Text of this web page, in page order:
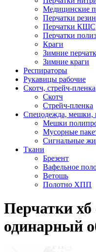
Медицинские
Перчатки
Перчатки КЩС
Перчатки
Краги
Зимние
Зимние краги
Респираторы
Рукавицы рабочие
Скотч, стрейч-пленка
Скотч
Стрейч-пленка
Спецодежда, мешки,
Мешки
Мусорные
Сигнальные
Ткани
Брезент
Вафельное
Ветошь
Полотно ХПП
Перчатки хб
одинарный